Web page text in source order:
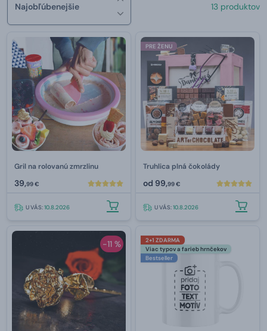
Najobľúbenejšie 13 produktov
Gril na rolovanú zmrzlinu
39,99 €
U VÁS:10.8.2026
PRE ŽENU
Truhlica plná čokolády
od 99,99 €
U VÁS:10.8.2026
-11 %
2+1 ZDARMA
Viac typov a farieb hrnčekov
Bestseller